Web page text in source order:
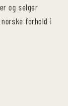
og selger
forhold i